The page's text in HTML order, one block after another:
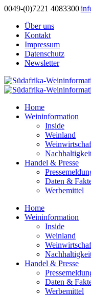
Zum
springen
0049-(0)7221 4083300|
Über uns
Kontakt
Impressum
Datenschutz
Newsletter
Home
Weininformation
Inside
Weinland
Handel & Presse
Daten &
Werbemittel
Home
Weininformation
Inside
Weinland
Handel & Presse
Daten &
Werbemittel